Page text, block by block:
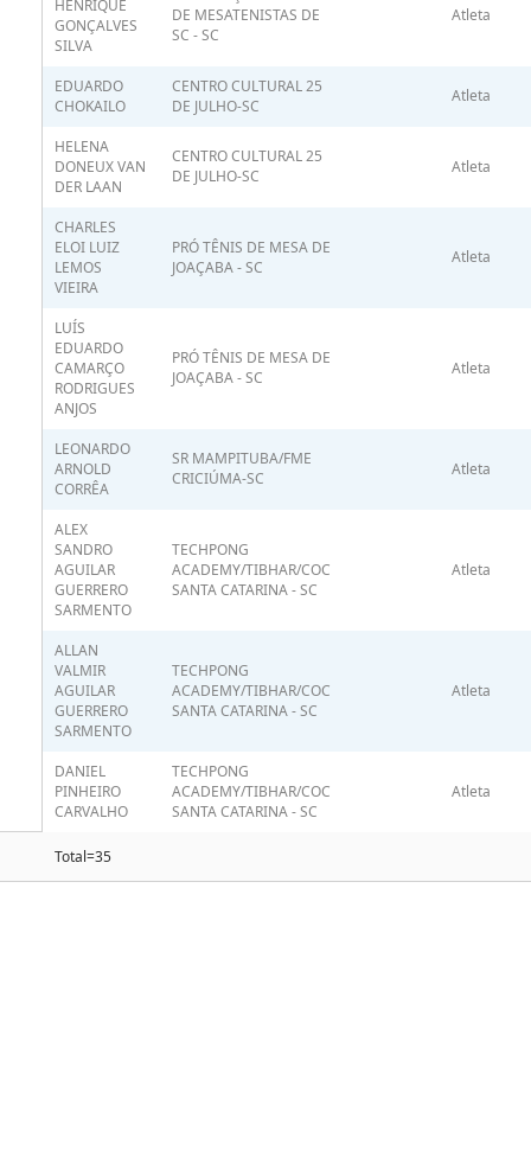
HENRIQUE
GONÇALVES
SILVA
DE MESATENISTAS DE
SC - SC
Atleta
EDUARDO
CHOKAILO
CENTRO CULTURAL 25
DE JULHO-SC
Atleta
HELENA
DONEUX VAN
DER LAAN
CENTRO CULTURAL 25
DE JULHO-SC
Atleta
CHARLES
ELOI LUIZ
LEMOS
VIEIRA
PRÓ TÊNIS DE MESA DE
JOAÇABA - SC
Atleta
LUÍS
EDUARDO
CAMARÇO
RODRIGUES
ANJOS
PRÓ TÊNIS DE MESA DE
JOAÇABA - SC
Atleta
LEONARDO
ARNOLD
CORRÊA
SR MAMPITUBA/FME
CRICIÚMA-SC
Atleta
ALEX
SANDRO
AGUILAR
GUERRERO
SARMENTO
TECHPONG
ACADEMY/TIBHAR/COC
SANTA CATARINA - SC
Atleta
ALLAN
VALMIR
AGUILAR
GUERRERO
SARMENTO
TECHPONG
ACADEMY/TIBHAR/COC
SANTA CATARINA - SC
Atleta
DANIEL
PINHEIRO
CARVALHO
TECHPONG
ACADEMY/TIBHAR/COC
SANTA CATARINA - SC
Atleta
Total=35